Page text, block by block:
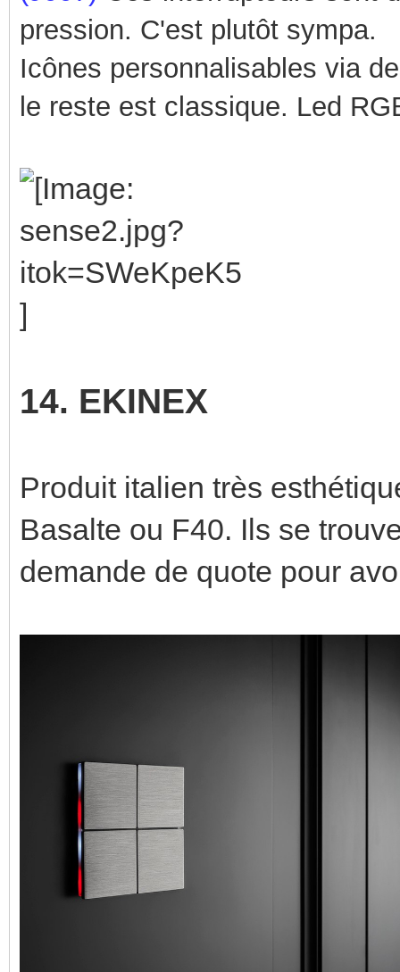
pression. C'est plutôt sympa.
Icônes personnalisables via
le reste est classique. Led
14. EKINEX
Produit italien très
Basalte ou F40. Ils se
demande de quote pour